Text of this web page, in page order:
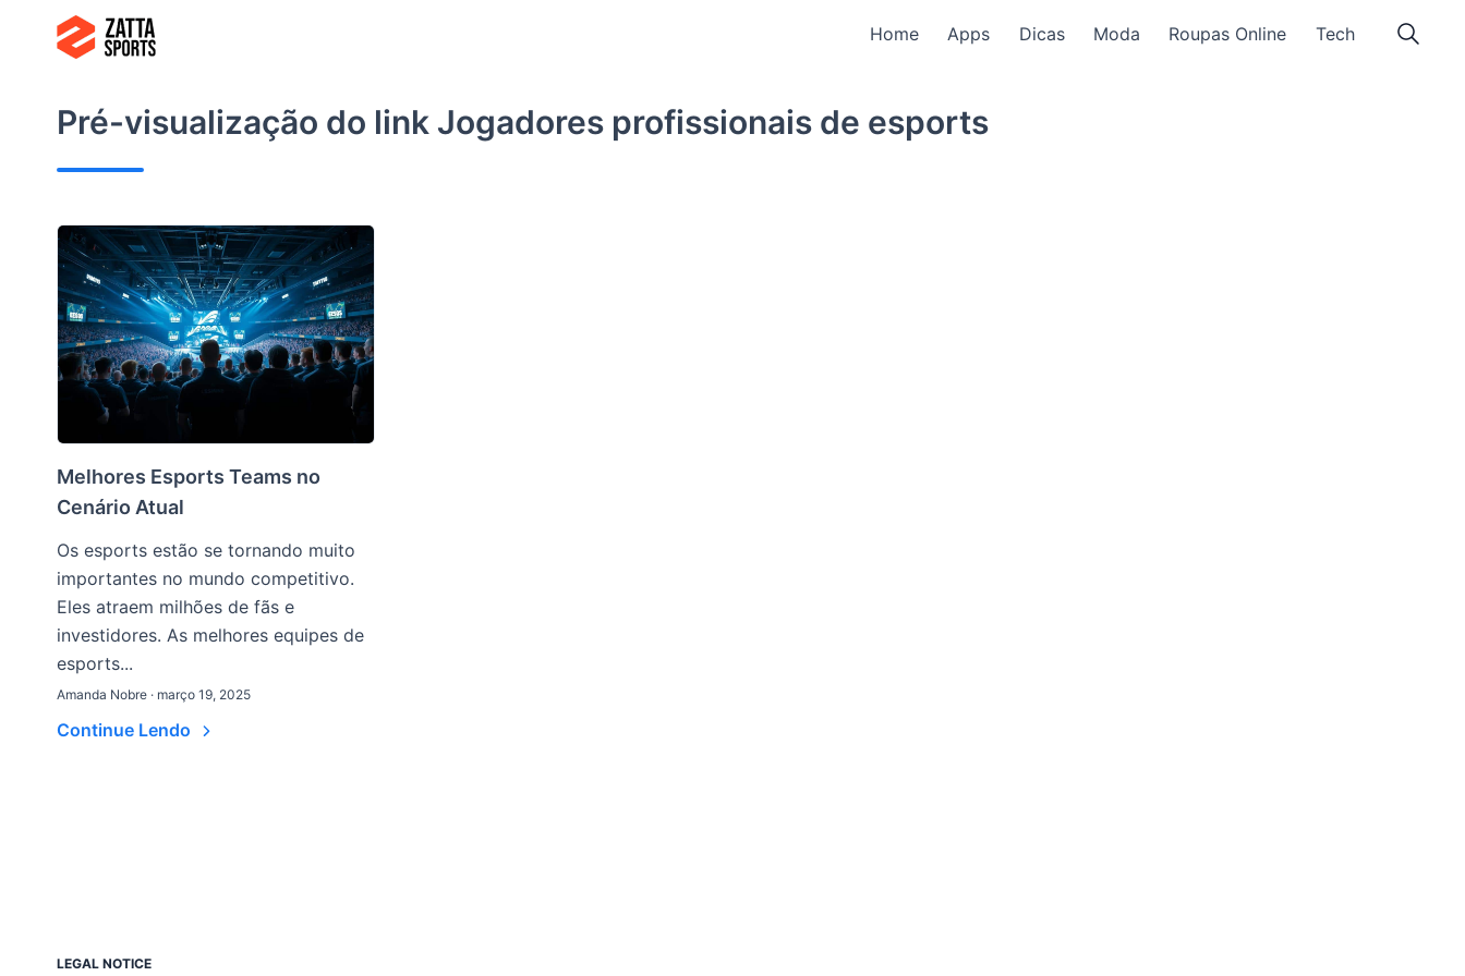
conteúdo
Home Apps Dicas Moda Roupas Online Tech
Pré-visualização do link Jogadores profissionais de esports
Melhores Esports Teams no
Cenário Atual
Os esports estão se tornando muito
importantes no mundo competitivo.
Eles atraem milhões de fãs e
investidores. As melhores equipes de
esports...
Amanda Nobre · março 19, 2025
Continue Lendo
LEGAL NOTICE